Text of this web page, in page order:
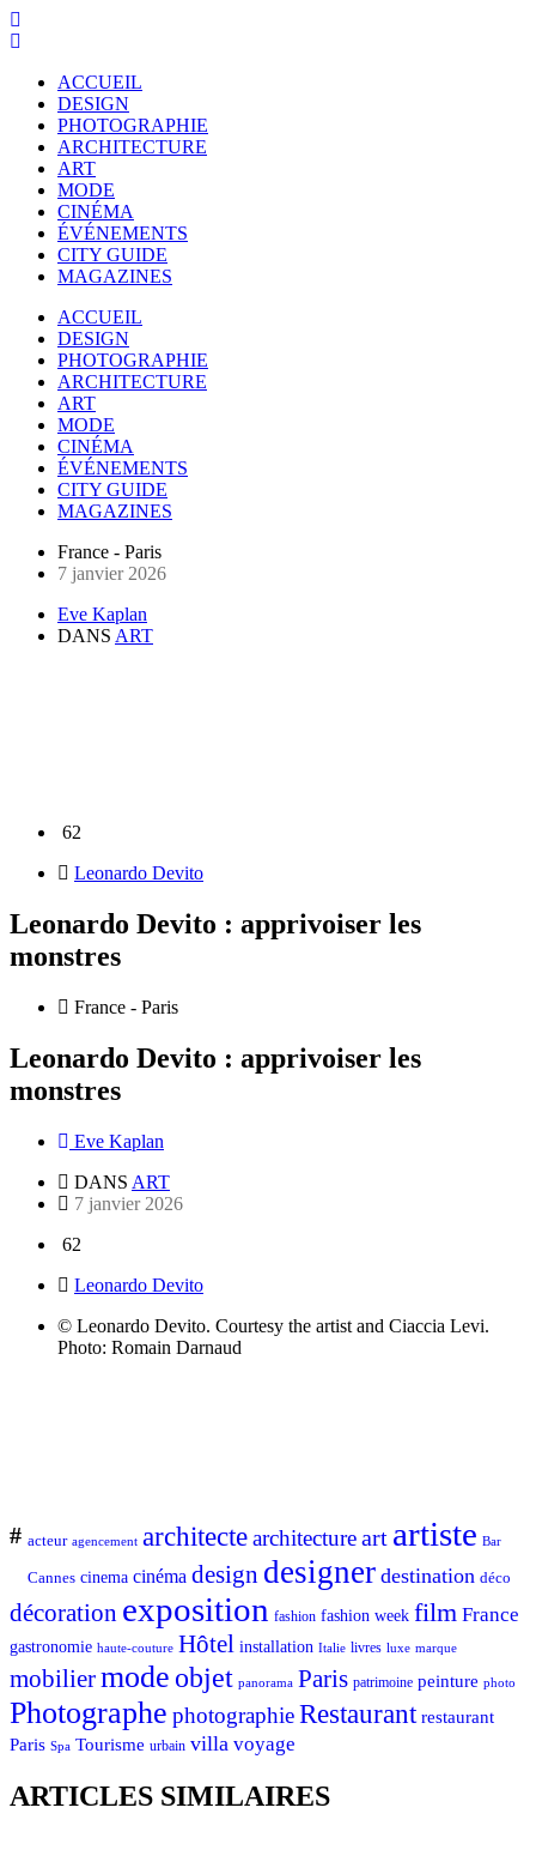
ACCUEIL
DESIGN
PHOTOGRAPHIE
ARCHITECTURE
ART
MODE
CINÉMA
ÉVÉNEMENTS
CITY GUIDE
MAGAZINES
ACCUEIL
DESIGN
PHOTOGRAPHIE
ARCHITECTURE
ART
MODE
CINÉMA
ÉVÉNEMENTS
CITY GUIDE
MAGAZINES
France - Paris
7 janvier 2026
Eve Kaplan
DANS ART
62
Leonardo Devito
Leonardo Devito : apprivoiser les
monstres
France - Paris
Leonardo Devito : apprivoiser les
monstres
Eve Kaplan
DANS ART
7 janvier 2026
62
Leonardo Devito
© Leonardo Devito. Courtesy the artist and Ciaccia Levi.
Photo: Romain Darnaud
# acteur agencement architectearchitectureart artiste Bar
Cannes cinema cinéma design designer destination déco
décoration exposition fashion fashion week film France
gastronomie haute-couture Hôtel installation Italie livres luxe marque
mobiliermode objet panorama Paris patrimoine peinture photo
Photographe photographieRestaurant restaurant
Paris Spa Tourisme urbain villa voyage
ARTICLES SIMILAIRES